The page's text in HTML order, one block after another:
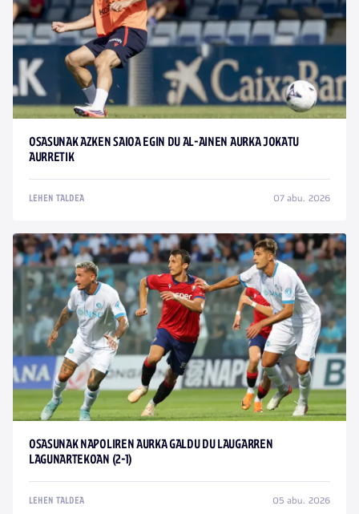
OSASUNAK AZKEN SAIOA EGIN DU AL-AINEN AURKA JOKATU
AURRETIK
LEHEN TALDEA 07 abu. 2026
OSASUNAK NAPOLIREN AURKA GALDU DU LAUGARREN
LAGUNARTEKOAN (2-1)
LEHEN TALDEA 05 abu. 2026